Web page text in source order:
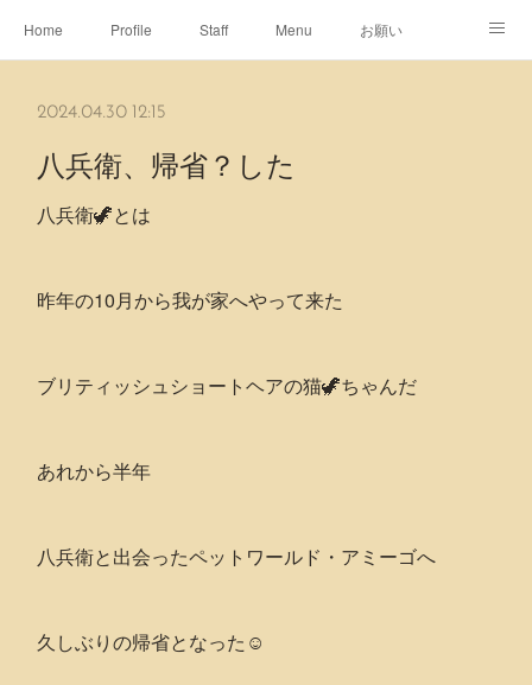
Home Profile Staff Menu お願い
2024.04.30 12:15
八兵衛、帰省？した
八兵衛🦖とは
昨年の10月から我が家へやって来た
ブリティッシュショートヘアの猫🦖ちゃんだ
あれから半年
八兵衛と出会ったペットワールド・アミーゴへ
久しぶりの帰省となった☺️